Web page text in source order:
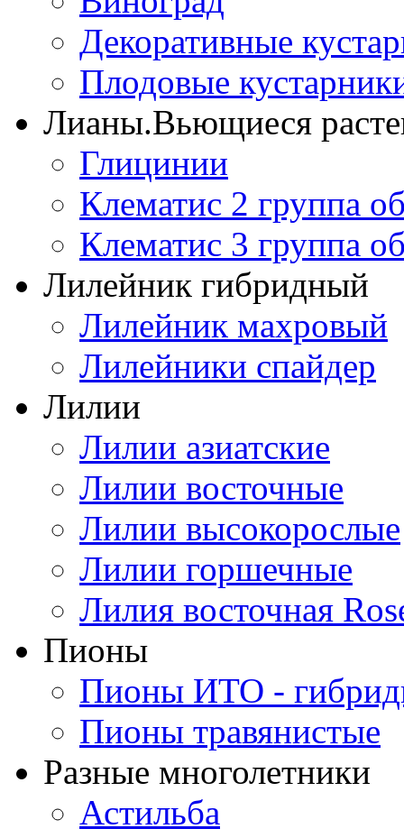
Декоративные
Плодовые
Лианы.Вьющиеся
Глицинии
Клематис 2 группа
Клематис 3 группа
Лилейник гибридный
Лилейник махровый
Лилейники спайдер
Лилии
Лилии азиатские
Лилии восточные
Лилии высокорослые
Лилии горшечные
Лилия восточная
Пионы
Пионы ИТО -
Пионы травянистые
Разные многолетники
Астильба